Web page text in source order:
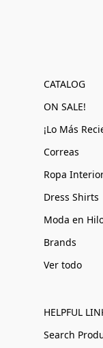
CATALOG
ON SALE!
¡Lo Más
Correas
Ropa
Dress Shirts
Moda en
Brands
Ver todo
HELPFUL
Search